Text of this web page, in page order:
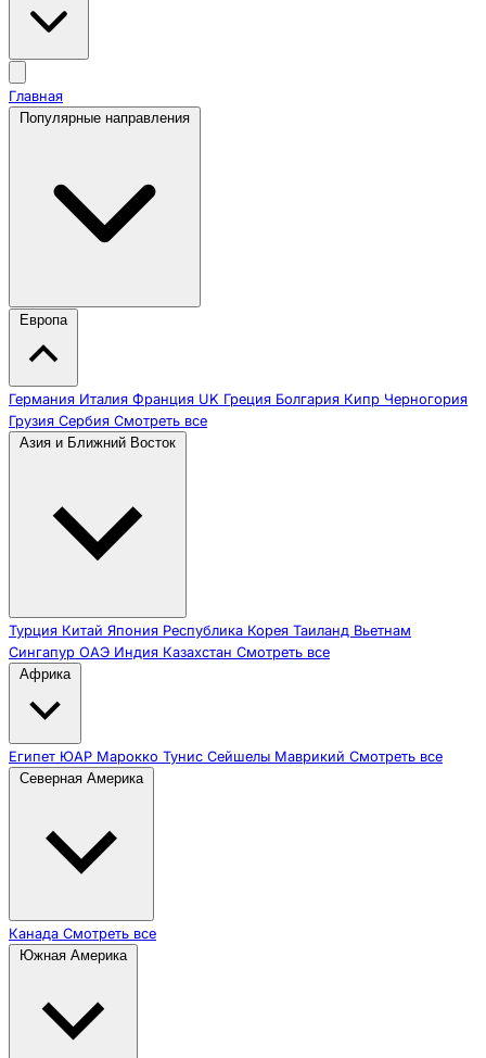
Главная
Популярные направления
Европа
Германия Италия Франция UK Греция Болгария Кипр Черногория
Грузия Сербия Смотреть все
Азия и Ближний Восток
Турция Китай Япония Республика Корея Таиланд Вьетнам
Сингапур ОАЭ Индия Казахстан Смотреть все
Африка
Египет ЮАР Марокко Тунис Сейшелы Маврикий Смотреть все
Северная Америка
Канада Смотреть все
Южная Америка